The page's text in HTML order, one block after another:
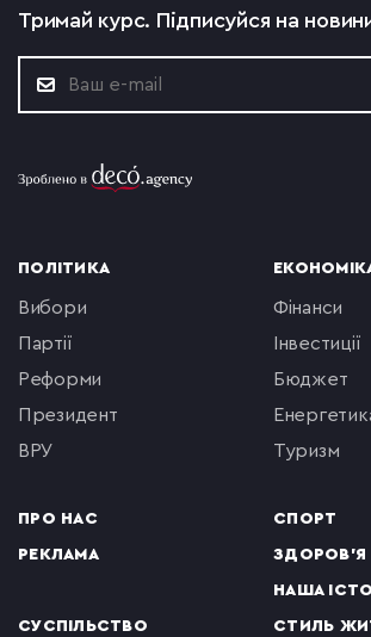
Тримай курс. Підписуйся на
ПОЛІТИКА
вибори
партії
реформи
президент
ВРУ
ПРО НАС
РЕКЛАМА
фінанси
інвестиції
бюджет
туризм
СПОРТ
ЗДОРОВ'Я
НАША
СУСПІЛЬСТВО СТИЛЬ